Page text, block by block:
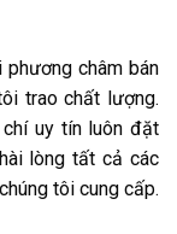
châm bán
trao chất lượng.
uy tín luôn đặt
lòng tất cả các
tôi cung cấp.